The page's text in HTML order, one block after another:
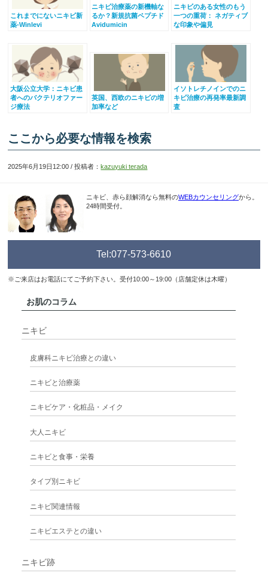
これまでにないニキビ新
薬-Winlevi
ニキビ治療薬の新機軸な
るか？新規抗菌ペプチド
Avidumicin
ニキビのある女性のもう
一つの重荷： ネガティブ
な印象や偏見
大阪公立大学：ニキビ患
者へのバクテリオファー
ジ療法
英国、西欧のニキビの増
加率など
イソトレチノインでのニ
キビ治療の再発率最新調
査
ここから必要な情報を検索
2025年6月19日12:00 / 投稿者：kazuyuki terada
ニキビ、赤ら顔解消なら無料のWEBカウンセリングから。
24時間受付。
Tel:077-573-6610
※ご来店はお電話にてご予約下さい。受付10:00～19:00（店舗定休は木曜）
お肌のコラム
ニキビ
皮膚科ニキビ治療との違い
ニキビと治療薬
ニキビケア・化粧品・メイク
大人ニキビ
ニキビと食事・栄養
タイプ別ニキビ
ニキビ関連情報
ニキビエステとの違い
ニキビ跡